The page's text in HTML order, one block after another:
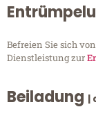
Befreien Sie sich
Dienstleistung zur
Beiladung |